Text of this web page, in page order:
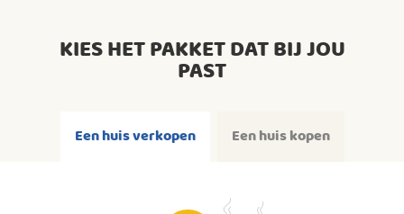
KIES HET PAKKET DAT BIJ JOU
PAST
Een huis verkopen Een huis kopen